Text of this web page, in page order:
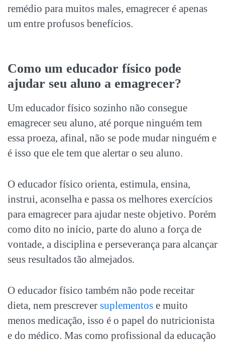
remédio para muitos males, emagrecer é apenas
um entre profusos benefícios.
Como um educador físico pode
ajudar seu aluno a emagrecer?
Um educador físico sozinho não consegue
emagrecer seu aluno, até porque ninguém tem
essa proeza, afinal, não se pode mudar ninguém e
é isso que ele tem que alertar o seu aluno.
O educador físico orienta, estimula, ensina,
instrui, aconselha e passa os melhores exercícios
para emagrecer para ajudar neste objetivo. Porém
como dito no início, parte do aluno a força de
vontade, a disciplina e perseverança para alcançar
seus resultados tão almejados.
O educador físico também não pode receitar
dieta, nem prescrever suplementos e muito
menos medicação, isso é o papel do nutricionista
e do médico. Mas como profissional da educação